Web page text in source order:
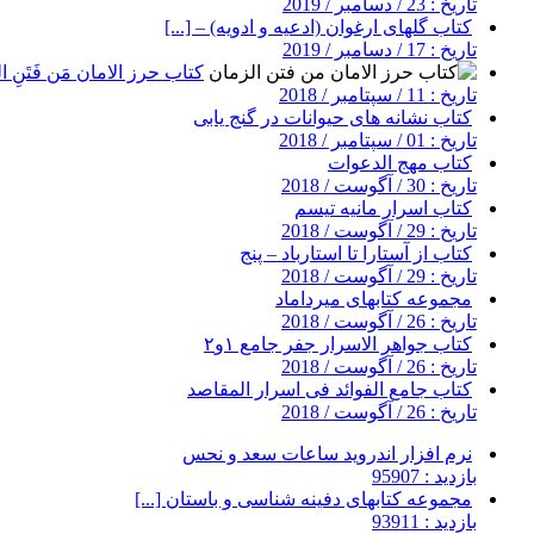
کتاب گلهای ارغوان (ادعیه و ادویه) – [...]
تاریخ : 17 / دسامبر / 2019
کتاب حرز الامان مَن فَتَنِ
تاریخ : 11 / سپتامبر / 2018
کتاب نشانه های حیوانات در گنج یابی
تاریخ : 01 / سپتامبر / 2018
کتاب مهج الدعوات
تاریخ : 30 / آگوست / 2018
کتاب اسرار مانیه تیسم
تاریخ : 29 / آگوست / 2018
کتاب از آستارا تا استارباد – پنج
تاریخ : 29 / آگوست / 2018
مجموعه کتابهای میرداماد
تاریخ : 26 / آگوست / 2018
کتاب جواهر الاسرار جفر جامع ۱و۲
تاریخ : 26 / آگوست / 2018
کتاب جامع الفوائد فی اسرار المقاصد
تاریخ : 26 / آگوست / 2018
نرم افزار اندروید ساعات سعد و نحس
بازدید : 95907
مجموعه کتابهای دفینه شناسی و باستان [...]
بازدید : 93911